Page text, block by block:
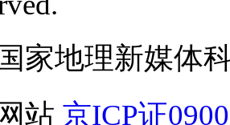
家地理新媒体
站 京ICP证